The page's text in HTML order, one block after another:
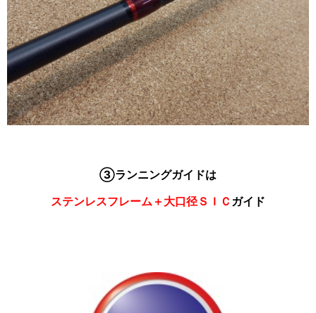
③ランニングガイドは
ステンレスフレーム＋大口径ＳＩＣ ガイド